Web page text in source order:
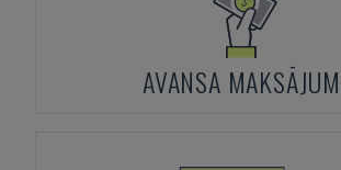
AVANSA